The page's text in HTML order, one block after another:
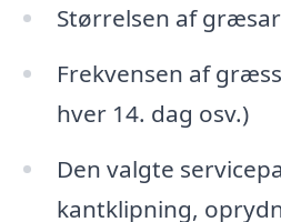
Størrelsen af
Frekvensen af
hver 14. dag osv.)
Den valgte
kantklipning,